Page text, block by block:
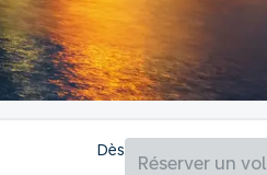
Dès
Réserver un vol